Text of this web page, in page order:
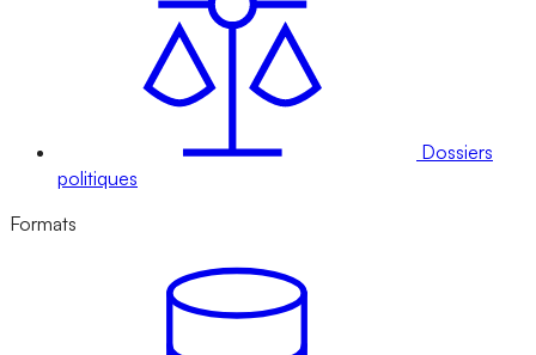
Dossiers
politiques
Formats